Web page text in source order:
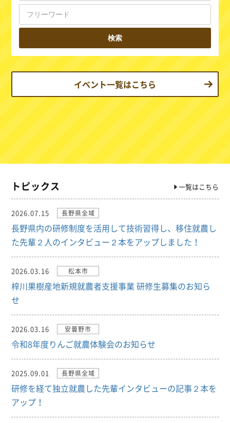
イベント一覧はこちら
トピックス 一覧はこちら
2026.07.15 長野県全域
長野県内の研修制度を活用して技術習得し、移住就農し
た先輩２人のインタビュー２本をアップしました！
2026.03.16 松本市
梓川果樹産地新規就農者支援事業 研修生募集のお知ら
せ
2026.03.16 安曇野市
令和8年度りんご就農体験会のお知らせ
2025.09.01 長野県全域
研修を経て独立就農した先輩インタビューの記事２本を
アップ！